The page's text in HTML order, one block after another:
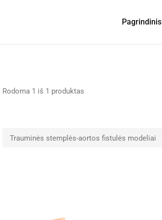
Pagrindinis
Rodoma 1 iš 1 produktas
Trauminės stemplės-aortos fistulės modeliai